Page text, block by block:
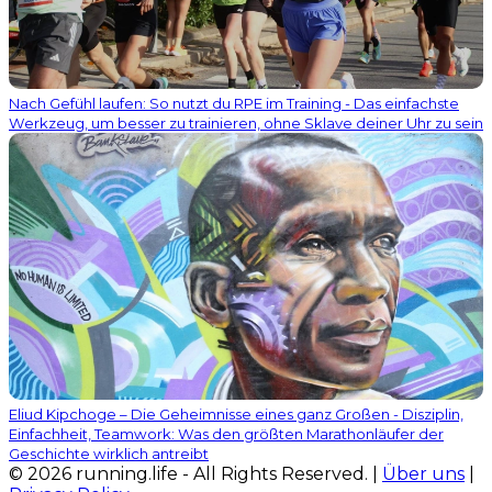
Nach Gefühl laufen: So nutzt du RPE im Training - Das einfachste
Werkzeug, um besser zu trainieren, ohne Sklave deiner Uhr zu sein
Eliud Kipchoge – Die Geheimnisse eines ganz Großen - Disziplin,
Einfachheit, Teamwork: Was den größten Marathonläufer der
Geschichte wirklich antreibt
© 2026 running.life - All Rights Reserved. | Über uns